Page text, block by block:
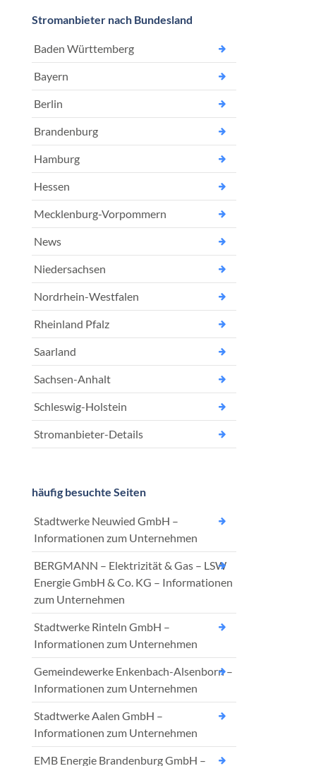
Stromanbieter nach Bundesland
Baden Württemberg
Bayern
Berlin
Brandenburg
Hamburg
Hessen
Mecklenburg-Vorpommern
News
Niedersachsen
Nordrhein-Westfalen
Rheinland Pfalz
Saarland
Sachsen-Anhalt
Schleswig-Holstein
Stromanbieter-Details
häufig besuchte Seiten
Stadtwerke Neuwied GmbH –
Informationen zum Unternehmen
BERGMANN – Elektrizität & Gas – LSW
Energie GmbH & Co. KG – Informationen
zum Unternehmen
Stadtwerke Rinteln GmbH –
Informationen zum Unternehmen
Gemeindewerke Enkenbach-Alsenborn –
Informationen zum Unternehmen
Stadtwerke Aalen GmbH –
Informationen zum Unternehmen
EMB Energie Brandenburg GmbH –